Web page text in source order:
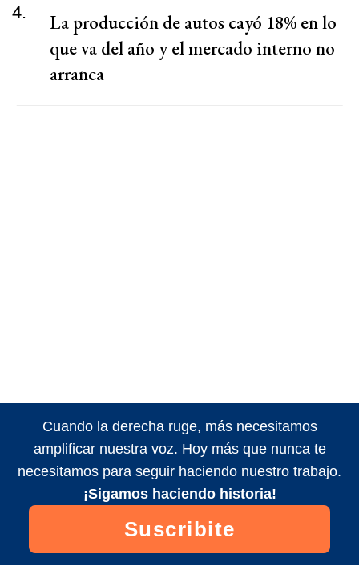
4.
La producción de autos cayó 18% en lo
que va del año y el mercado interno no
arranca
Cuando la derecha ruge, más necesitamos
amplificar nuestra voz. Hoy más que nunca te
necesitamos para seguir haciendo nuestro trabajo.
¡Sigamos haciendo historia!
Suscribite